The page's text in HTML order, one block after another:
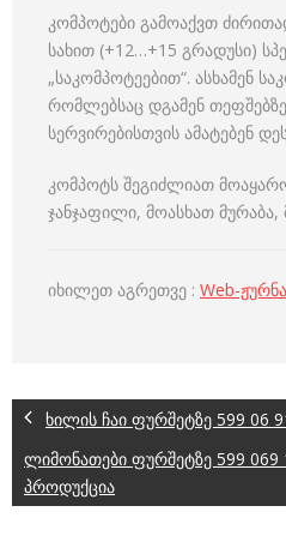
კომპოტები გამოაქვთ
სახით (+12…+15 გრადუსი)
„საკომპოტეებით“. ასხამენ
რომლებსაც დგამენ
სერვირებისთვის ამატებენ
კომპოტს შეგიძლიათ
ჯანჯაფილი, მოასხათ
იხილეთ აგრეთვე : Web-
ხილის ჩაი ფურშეტზე 599 06
ლიმონათები ფურშეტზე 599
პროდუქცია